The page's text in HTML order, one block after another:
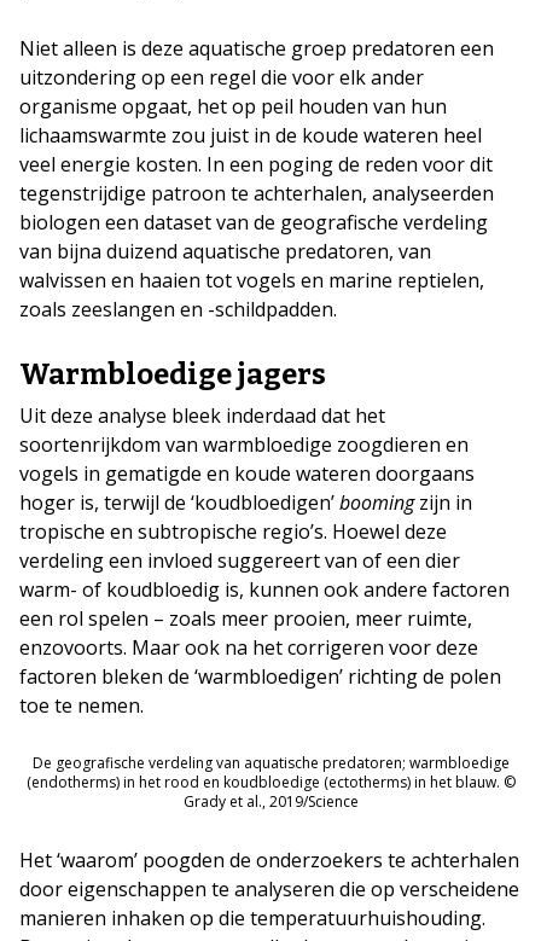
Niet alleen is deze aquatische groep predatoren een
uitzondering op een regel die voor elk ander
organisme opgaat, het op peil houden van hun
lichaamswarmte zou juist in de koude wateren heel
veel energie kosten. In een poging de reden voor dit
tegenstrijdige patroon te achterhalen, analyseerden
biologen een dataset van de geografische verdeling
van bijna duizend aquatische predatoren, van
walvissen en haaien tot vogels en marine reptielen,
zoals zeeslangen en -schildpadden.
Warmbloedige jagers
Uit deze analyse bleek inderdaad dat het
soortenrijkdom van warmbloedige zoogdieren en
vogels in gematigde en koude wateren doorgaans
hoger is, terwijl de ‘koudbloedigen’boomingzijn in
tropische en subtropische regio’s. Hoewel deze
verdeling een invloed suggereert van of een dier
warm- of koudbloedig is, kunnen ook andere factoren
een rol spelen – zoals meer prooien, meer ruimte,
enzovoorts. Maar ook na het corrigeren voor deze
factoren bleken de ‘warmbloedigen’ richting de polen
toe te nemen.
De geografische verdeling van aquatische predatoren; warmbloedige
(endotherms) in het rood en koudbloedige (ectotherms) in het blauw. ©
Grady et al., 2019/Science
Het ‘waarom’ poogden de onderzoekers te achterhalen
door eigenschappen te analyseren die op verscheidene
manieren inhaken op die temperatuurhuishouding.